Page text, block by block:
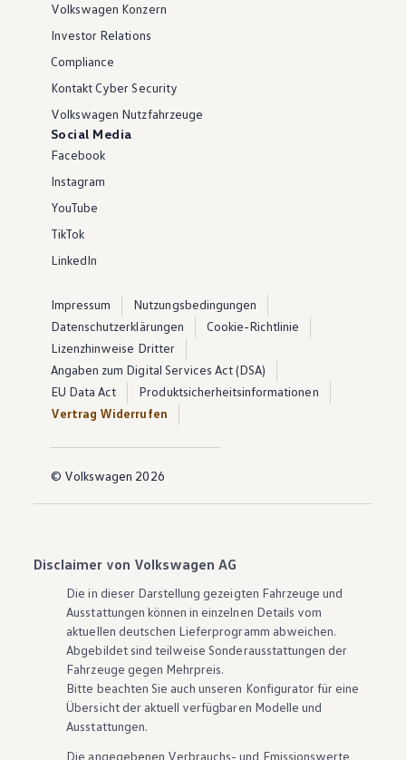
Volkswagen Konzern
Investor Relations
Compliance
Kontakt Cyber Security
Volkswagen Nutzfahrzeuge
Social Media
Facebook
Instagram
YouTube
TikTok
LinkedIn
Impressum
Nutzungsbedingungen
Datenschutzerklärungen
Cookie-Richtlinie
Lizenzhinweise Dritter
Angaben zum Digital Services Act (DSA)
EU Data Act
Produktsicherheitsinformationen
Vertrag Widerrufen
© Volkswagen 2026
Disclaimer von Volkswagen AG
Die in dieser Darstellung gezeigten Fahrzeuge und
Ausstattungen können in einzelnen Details vom
aktuellen deutschen Lieferprogramm abweichen.
Abgebildet sind teilweise Sonderausstattungen der
Fahrzeuge gegen Mehrpreis.
Bitte beachten Sie auch unseren Konfigurator für eine
Übersicht der aktuell verfügbaren Modelle und
Ausstattungen.
Die angegebenen Verbrauchs- und Emissionswerte